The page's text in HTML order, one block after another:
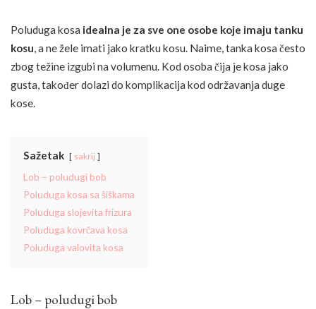
Poluduga kosa idealna je za sve one osobe koje imaju tanku
kosu, a ne žele imati jako kratku kosu. Naime, tanka kosa često
zbog težine izgubi na volumenu. Kod osoba čija je kosa jako
gusta, također dolazi do komplikacija kod održavanja duge
kose.
Sažetak sakrij
Lob – poludugi bob
Poluduga kosa sa šiškama
Poluduga slojevita frizura
Poluduga kovrčava kosa
Poluduga valovita kosa
Lob – poludugi bob